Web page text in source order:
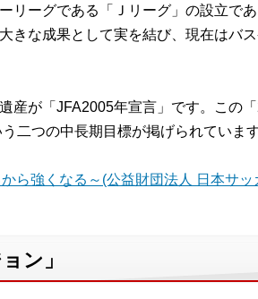
リーグである「Ｊリーグ」の設立で
きな成果として実を結び、現在はバ
産が「JFA2005年宣言」です。この
二つの中長期目標が掲げられています
ら強くなる～(公益財団法人 日本サッ
ン」